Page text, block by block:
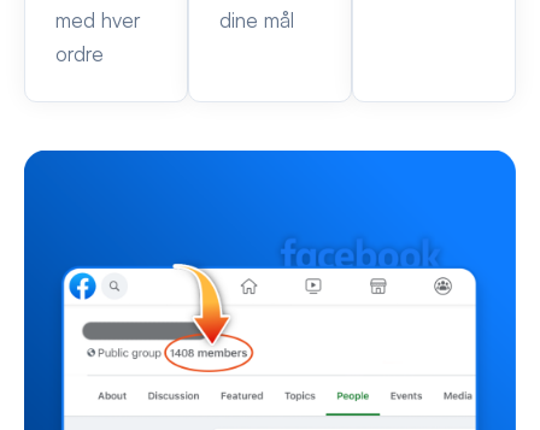
med hver
ordre
dine mål